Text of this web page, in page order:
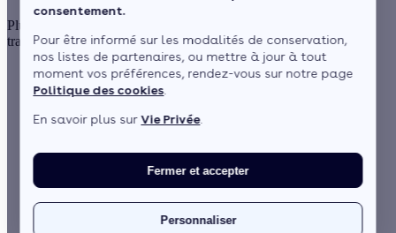
consentement.
Pour être informé sur les modalités de conservation,
nos listes de partenaires, ou mettre à jour à tout
moment vos préférences, rendez-vous sur notre page
Politique des cookies.
En savoir plus surVie Privée.
Fermer et accepter
Personnaliser
Plus de 100 000 familles nous ont déjà fait confiance pour leurs
travaux. Vous aussi :
améliorez le DPE de votre logement
maximisez votre confort été comme hiver
Je veux être accompagné